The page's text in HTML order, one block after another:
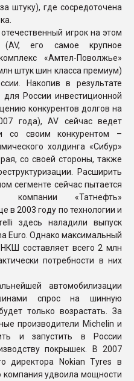
штуку), где сосредоточена
игрок на этом
его самое крупное
«Амтел-Поволжье»
штук шин класса премиум)
Накопив в результате
России инвестиционной
конкурентов долгов на
года), AV сейчас ведет
со своим конкурентом –
холдинга «Сибур»
со своей стороны, также
Расширить
сегменте сейчас пытается
компании «Татнефть»
2003 году по технологии и
здесь наладили выпуск
Euro. Однако максимальный
составляет всего 2 млн
потребности в них
автомобилизации
спрос на шинную
только возрастать. За
производители Michelin и
и запустить в России
покрышек. В 2007
директора Nokian Tyres в
компания удвоила мощности